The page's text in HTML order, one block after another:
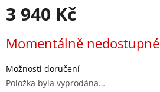
3 940 Kč
cena:
Momentálně nedostupné
Možnosti doručení
Položka byla vyprodána…